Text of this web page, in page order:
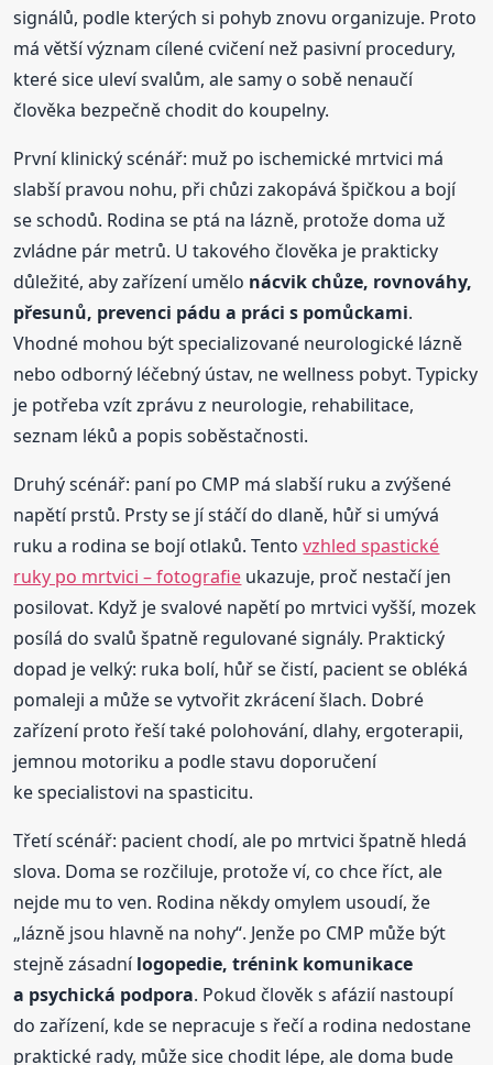
signálů, podle kterých si pohyb znovu organizuje. Proto
má větší význam cílené cvičení než pasivní procedury,
které sice uleví svalům, ale samy o sobě nenaučí
člověka bezpečně chodit do koupelny.
První klinický scénář: muž po ischemické mrtvici má
slabší pravou nohu, při chůzi zakopává špičkou a bojí
se schodů. Rodina se ptá na lázně, protože doma už
zvládne pár metrů. U takového člověka je prakticky
důležité, aby zařízení umělo nácvik chůze, rovnováhy,
přesunů, prevenci pádu a práci s pomůckami.
Vhodné mohou být specializované neurologické lázně
nebo odborný léčebný ústav, ne wellness pobyt. Typicky
je potřeba vzít zprávu z neurologie, rehabilitace,
seznam léků a popis soběstačnosti.
Druhý scénář: paní po CMP má slabší ruku a zvýšené
napětí prstů. Prsty se jí stáčí do dlaně, hůř si umývá
ruku a rodina se bojí otlaků. Tentovzhled spastické
ruky po mrtvici – fotografie ukazuje, proč nestačí jen
posilovat. Když je svalové napětí po mrtvici vyšší, mozek
posílá do svalů špatně regulované signály. Praktický
dopad je velký: ruka bolí, hůř se čistí, pacient se obléká
pomaleji a může se vytvořit zkrácení šlach. Dobré
zařízení proto řeší také polohování, dlahy, ergoterapii,
jemnou motoriku a podle stavu doporučení
ke specialistovi na spasticitu.
Třetí scénář: pacient chodí, ale po mrtvici špatně hledá
slova. Doma se rozčiluje, protože ví, co chce říct, ale
nejde mu to ven. Rodina někdy omylem usoudí, že
„lázně jsou hlavně na nohy“. Jenže po CMP může být
stejně zásadnílogopedie, trénink komunikace
a psychická podpora. Pokud člověk s afázií nastoupí
do zařízení, kde se nepracuje s řečí a rodina nedostane
praktické rady, může sice chodit lépe, ale doma bude